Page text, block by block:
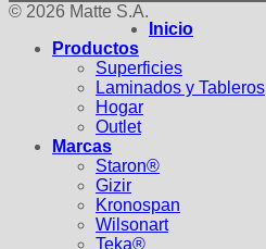
© 2026 Matte S.A.
Inicio
Productos
Superficies
Laminados y Tableros
Hogar
Outlet
Marcas
Staron®
Gizir
Kronospan
Wilsonart
Teka®